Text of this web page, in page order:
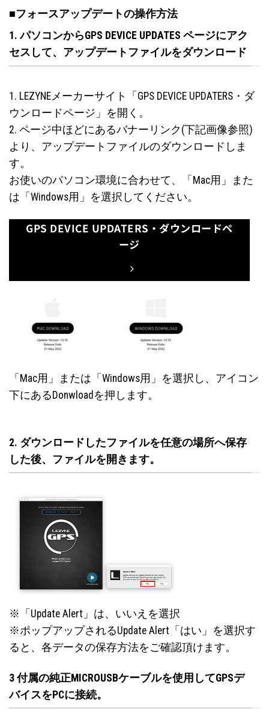
■フォースアップデートの操作方法
1. パソコンからGPS DEVICE UPDATES ページにアク
セスして、アップデートファイルをダウンロード
1. LEZYNEメーカーサイト「GPS DEVICE UPDATERS・ダ
ウンロードページ」を開く。
2. ページ中ほどにあるバナーリンク(下記画像参照)
より、アップデートファイルのダウンロードしま
す。
お使いのパソコン環境に合わせて、「Mac用」また
は「Windows用」を選択してください。
GPS DEVICE UPDATERS・ダウンロードペ
ージ
「Mac用」または「Windows用」を選択し、アイコン
下にあるDonwloadを押します。
2. ダウンロードしたファイルを任意の場所へ保存
した後、ファイルを開きます。
※「Update Alert」は、いいえを選択
※ポップアップされるUpdate Alert「はい」を選択す
ると、各データの保存方法をご確認頂けます。
3 付属の純正MICROUSBケーブルを使用してGPSデ
バイスをPCに接続。